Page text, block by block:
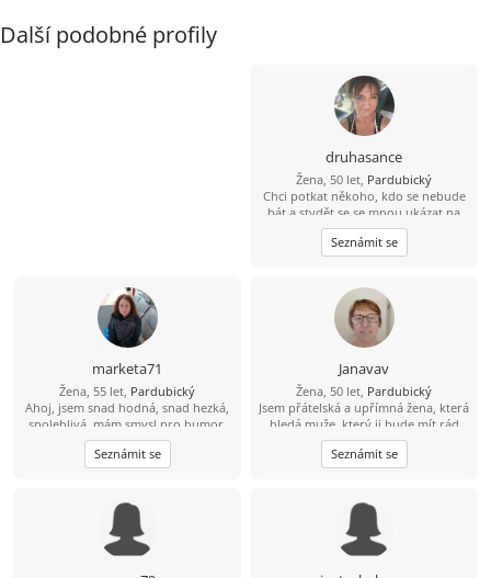
Další podobné profily
druhasance
Žena, 50 let, Pardubický
Chci potkat někoho, kdo se nebude
bát a stydět se se mnou ukázat na
ulici, vzít mě za ruku nebo mi dát
pusu…..nechci jen nabídky sexu za
zavřenými dveřmi
Seznámit se
marketa71
Žena, 55 let, Pardubický
Ahoj, jsem snad hodná, snad hezká,
spolehlivá, mám smysl pro humor,
věrná, ohleduplná. Ráda chodím do
kina, mám ráda lidi a zvířata.
Hledám hodného, spolehlivého
hezký život.
Seznámit se
Janavav
Žena, 50 let, Pardubický
Jsem přátelská a upřímná žena, která
hledá muže, který ji bude mít rád
takovou, jaká je
Seznámit se